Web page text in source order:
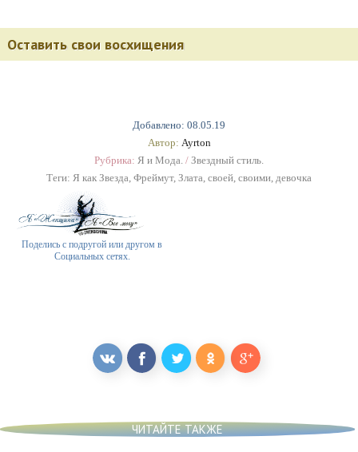
Добавлено: 08.05.19
Автор: Ayrton
Рубрика: Я и Мода. / Звездный стиль.
Теги: Я как Звезда, Фреймут, Злата, своей, своими, девочка
Поделись с подругой или другом в
Социальных сетях.
Оставить свои восхищения
ЧИТАЙТЕ ТАКЖЕ